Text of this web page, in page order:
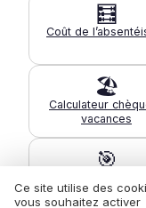
🧮
Coût de
🏖️
Calculateur
vacances
🎯
QVT
Ce site utilise des
vous souhaitez activer